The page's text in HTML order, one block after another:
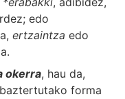
edo
ertzaintza edo
okerra, hau da,
forma